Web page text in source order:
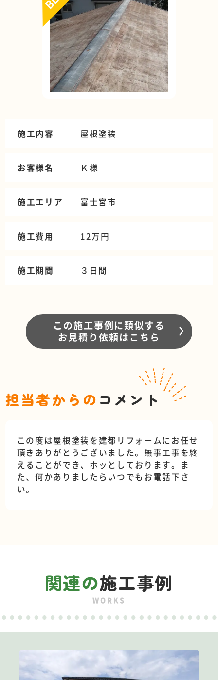
施工内容 屋根塗装
お客様名 Ｋ様
施工エリア 富士宮市
施工費用 12万円
施工期間 ３日間
この施工事例に類似する
お見積り依頼はこちら
担当者からの コメント
この度は屋根塗装を建都リフォームにお任せ
頂きありがとうございました。無事工事を終
えることができ、ホッとしております。ま
た、何かありましたらいつでもお電話下さ
い。
関連の施工事例
WORKS